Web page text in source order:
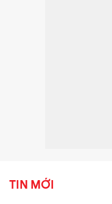
TIN MỚI